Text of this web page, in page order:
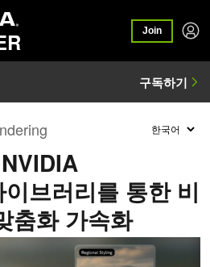
Join
브러리를 통한 비
춤화 가속화